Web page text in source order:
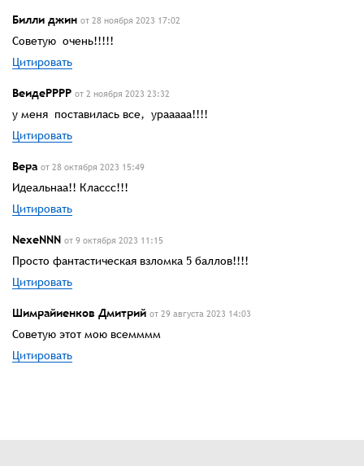
Билли джин от 28 ноября 2023 17:02
Советую очень!!!!!
Цитировать
ВеидеРРРР от 2 ноября 2023 23:32
у меня поставилась все, урааааа!!!!
Цитировать
Вера от 28 октября 2023 15:49
Идеальнаа!! Классс!!!
Цитировать
NexeNNN от 9 октября 2023 11:15
Просто фантастическая взломка 5 баллов!!!!
Цитировать
Шимрайиенков Дмитрий от 29 августа 2023 14:03
Советую этот мою всемммм
Цитировать